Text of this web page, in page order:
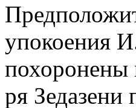
упокоения
похоронены
ря